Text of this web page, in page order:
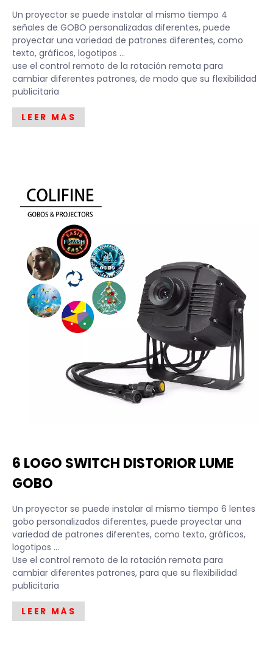
Un proyector se puede instalar al mismo tiempo 4
señales de GOBO personalizadas diferentes, puede
proyectar una variedad de patrones diferentes, como
texto, gráficos, logotipos ...
use el control remoto de la rotación remota para
cambiar diferentes patrones, de modo que su flexibilidad
publicitaria
LEER MÁS
6 LOGO SWITCH DISTORIOR LUME
GOBO
Un proyector se puede instalar al mismo tiempo 6 lentes
gobo personalizados diferentes, puede proyectar una
variedad de patrones diferentes, como texto, gráficos,
logotipos ...
Use el control remoto de la rotación remota para
cambiar diferentes patrones, para que su flexibilidad
publicitaria
LEER MÁS